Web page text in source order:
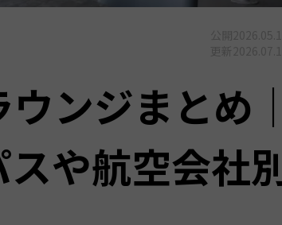
ンジまとめ
や航空会社